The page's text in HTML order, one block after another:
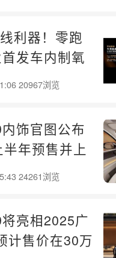
利器！零跑
发车内制氧
供氧20967浏览
饰官图公布
年预售并上
24261浏览
亮相2025广
计售价在30万